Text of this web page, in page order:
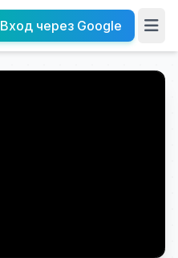
Вход через Google